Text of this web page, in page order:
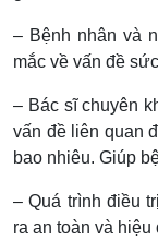
– Bệnh nhân và
mắc về vấn đề
– Bác sĩ chuyên
vấn đề liên quan
bao nhiêu. Giúp
– Quá trình điều
ra an toàn và hiệu